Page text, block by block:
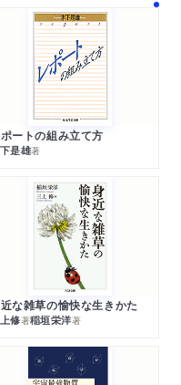
ートの組み立て方
是雄著
な雑草の愉快な生きかた
修著稲垣栄洋著